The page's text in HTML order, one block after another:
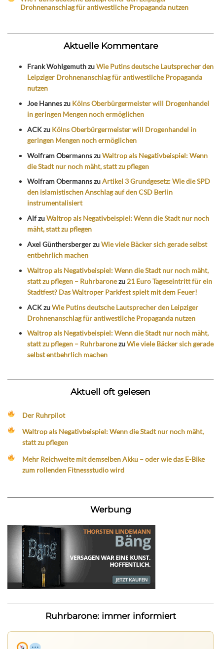
Drohnenanschlag für antiwestliche Propaganda nutzen
Aktuelle Kommentare
Frank WohlgemuthzuWie Putins deutsche Lautsprecher den
Leipziger Drohnenanschlag für antiwestliche Propaganda
nutzen
Joe Hanneszu Kölns Oberbürgermeister will Drogenhandel
in geringen Mengen noch ermöglichen
ACKzu Kölns Oberbürgermeister will Drogenhandel in
geringen Mengen noch ermöglichen
Wolfram ObermannszuWaltrop als Negativbeispiel: Wenn
die Stadt nur noch mäht, statt zu pflegen
Wolfram ObermannszuArtikel 3 Grundgesetz: Wie die SPD
den islamistischen Anschlag auf den CSD Berlin
instrumentalisiert
AlfzuWaltrop als Negativbeispiel: Wenn die Stadt nur noch
mäht, statt zu pflegen
Axel GünthersbergerzuWie viele Bäcker sich gerade selbst
entbehrlich machen
Waltrop als Negativbeispiel: Wenn die Stadt nur noch mäht,
statt zu pflegen – Ruhrbaronezu 21 Euro Tageseintritt für ein
Stadtfest? Das Waltroper Parkfest spielt mit dem Feuer!
ACKzuWie Putins deutsche Lautsprecher den Leipziger
Drohnenanschlag für antiwestliche Propaganda nutzen
Waltrop als Negativbeispiel: Wenn die Stadt nur noch mäht,
statt zu pflegen – RuhrbaronezuWie viele Bäcker sich gerade
selbst entbehrlich machen
Aktuell oft gelesen
Der Ruhrpilot
Waltrop als Negativbeispiel: Wenn die Stadt nur noch mäht,
statt zu pflegen
Mehr Reichweite mit demselben Akku – oder wie das E-Bike
zum rollenden Fitnessstudio wird
Werbung
Ruhrbarone: immer informiert